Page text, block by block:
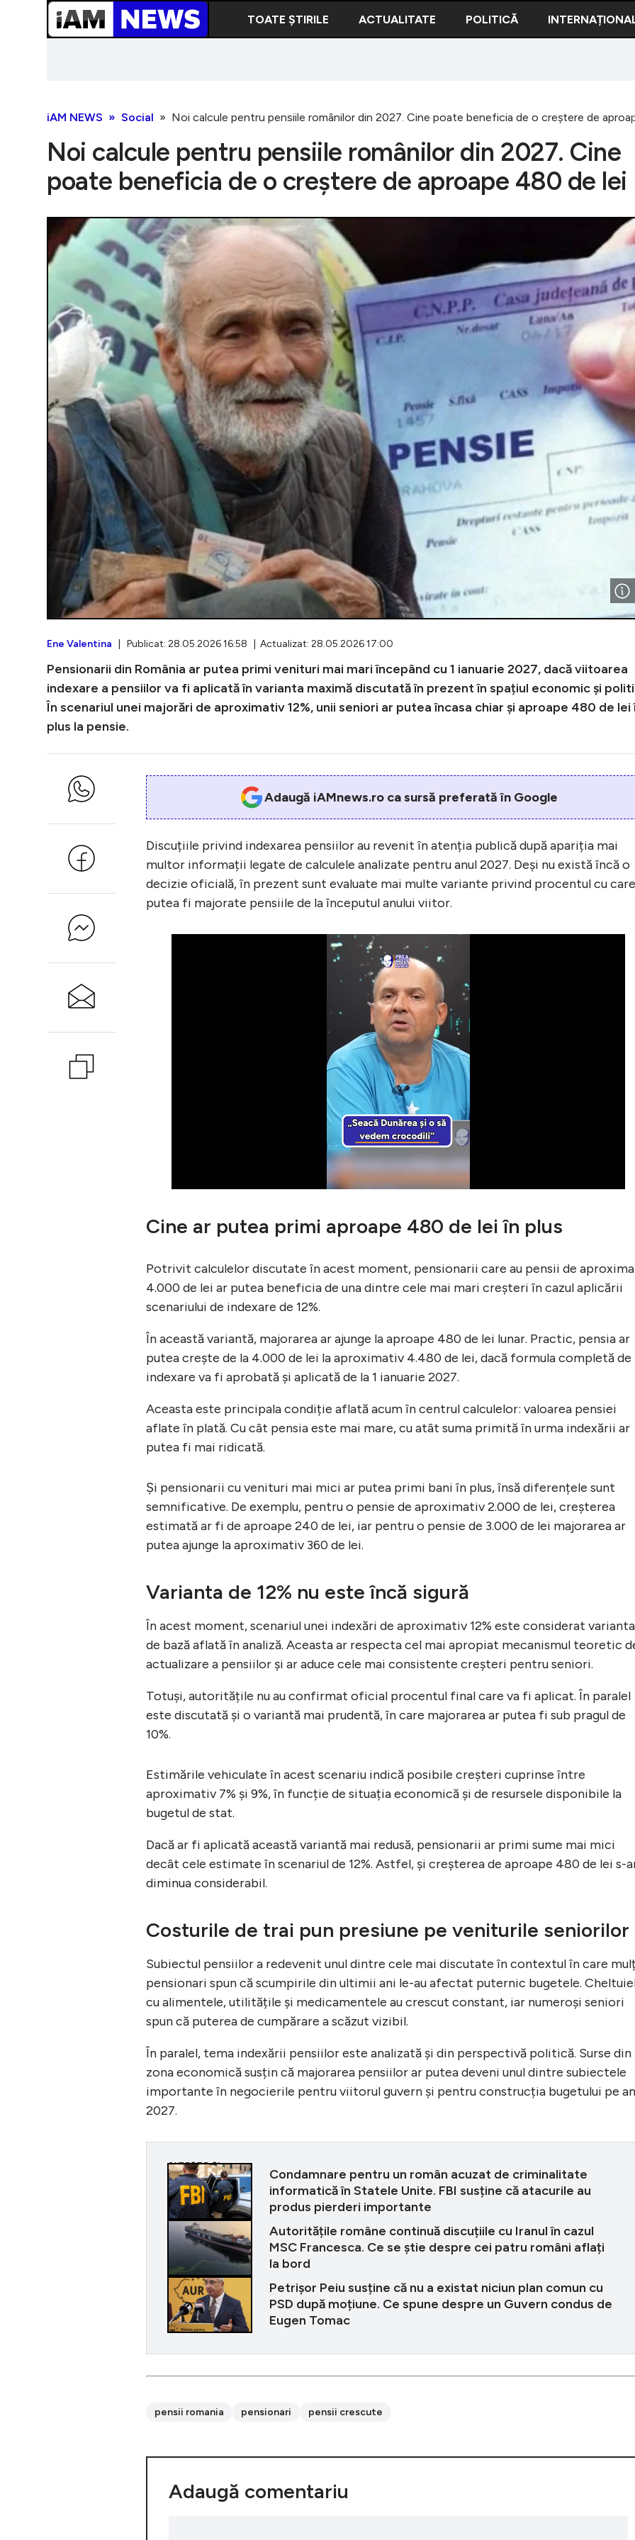
TOATE ȘTIRILE ACTUALITATE POLITICĂ
iAM NEWS Social Noi calcule pentru pensiile românilor din 2027. Cine poate beneficia de o creștere de
Noi calcule pentru pensiile românilor din 2027. Cine
poate beneficia de o creștere de aproape 480 de lei
Ene Valentina | Publicat: 28.05.2026 16:58 | Actualizat: 28.05.2026 17:00
Pensionarii din România ar putea primi venituri mai mari începând cu 1 ianuarie 2027, dacă viitoarea
indexare a pensiilor va fi aplicată în varianta maximă discutată în prezent în spațiul economic și
În scenariul unei majorări de aproximativ 12%, unii seniori ar putea încasa chiar și aproape 480 de lei
plus la pensie.
Adaugă iAMnews.ro ca sursă preferată în Google
Discuțiile privind indexarea pensiilor au revenit în atenția publică după apariția mai
multor informații legate de calculele analizate pentru anul 2027. Deși nu există încă o
decizie oficială, în prezent sunt evaluate mai multe variante privind procentul cu
putea fi majorate pensiile de la începutul anului viitor.
Cine ar putea primi aproape 480 de lei în plus
Potrivit calculelor discutate în acest moment, pensionarii care au pensii de
4.000 de lei ar putea beneficia de una dintre cele mai mari creșteri în cazul aplicării
scenariului de indexare de 12%.
În această variantă, majorarea ar ajunge la aproape 480 de lei lunar. Practic, pensia ar
putea crește de la 4.000 de lei la aproximativ 4.480 de lei, dacă formula completă de
indexare va fi aprobată și aplicată de la 1 ianuarie 2027.
Aceasta este principala condiție aflată acum în centrul calculelor: valoarea pensiei
aflate în plată. Cu cât pensia este mai mare, cu atât suma primită în urma indexării ar
putea fi mai ridicată.
Și pensionarii cu venituri mai mici ar putea primi bani în plus, însă diferențele sunt
semnificative. De exemplu, pentru o pensie de aproximativ 2.000 de lei, creșterea
estimată ar fi de aproape 240 de lei, iar pentru o pensie de 3.000 de lei majorarea ar
putea ajunge la aproximativ 360 de lei.
Varianta de 12% nu este încă sigură
În acest moment, scenariul unei indexări de aproximativ 12% este considerat varianta
de bază aflată în analiză. Aceasta ar respecta cel mai apropiat mecanismul teoretic
actualizare a pensiilor și ar aduce cele mai consistente creșteri pentru seniori.
Totuși, autoritățile nu au confirmat oficial procentul final care va fi aplicat. În paralel
este discutată și o variantă mai prudentă, în care majorarea ar putea fi sub pragul de
10%.
Estimările vehiculate în acest scenariu indică posibile creșteri cuprinse între
aproximativ 7% și 9%, în funcție de situația economică și de resursele disponibile la
bugetul de stat.
Dacă ar fi aplicată această variantă mai redusă, pensionarii ar primi sume mai mici
decât cele estimate în scenariul de 12%. Astfel, și creșterea de aproape 480 de lei s-
diminua considerabil.
Costurile de trai pun presiune pe veniturile seniorilor
Subiectul pensiilor a redevenit unul dintre cele mai discutate în contextul în care
pensionari spun că scumpirile din ultimii ani le-au afectat puternic bugetele.
cu alimentele, utilitățile și medicamentele au crescut constant, iar numeroși seniori
spun că puterea de cumpărare a scăzut vizibil.
În paralel, tema indexării pensiilor este analizată și din perspectivă politică. Surse din
zona economică susțin că majorarea pensiilor ar putea deveni unul dintre subiectele
importante în negocierile pentru viitorul guvern și pentru construcția bugetului pe
2027.
CITEȘTE ȘI
Condamnare pentru un român acuzat de criminalitate
informatică în Statele Unite. FBI susține că atacurile au
produs pierderi importante
Autoritățile române continuă discuțiile cu Iranul în cazul
MSC Francesca. Ce se știe despre cei patru români aflați
la bord
Petrișor Peiu susține că nu a existat niciun plan comun cu
PSD după moțiune. Ce spune despre un Guvern condus de
Eugen Tomac
pensii romania pensionari pensii crescute
Adaugă comentariu